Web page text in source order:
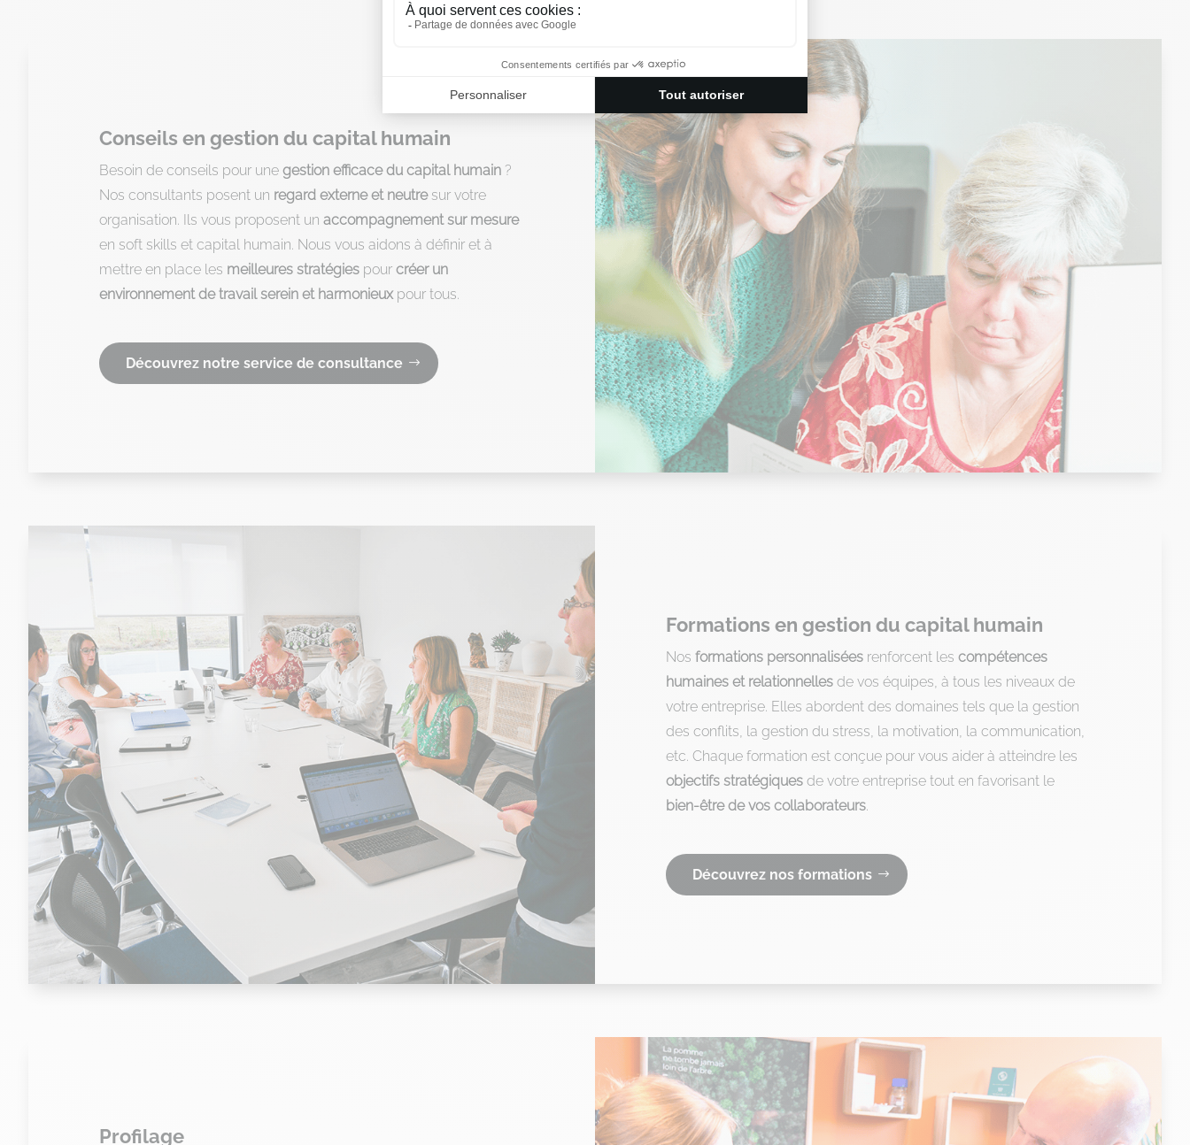
Conseils en gestion du capital humain
Besoin de conseils pour une gestion efficace du capital humain ?
Nos consultants posent un regard externe et neutresur votre
organisation. Ils vous proposent un accompagnement sur mesure
en soft skills et capital humain. Nous vous aidons à définir et à
mettre en place les meilleures stratégies pour créer un
environnement de travail serein et harmonieuxpour tous.
Découvrez notre service de consultance
Formations en gestion du capital humain
Nos formations personnalisées renforcent les compétences
humaines et relationnelles de vos équipes, à tous les niveaux de
votre entreprise. Elles abordent des domaines tels que la gestion
des conflits, la gestion du stress, la motivation, la communication,
etc. Chaque formation est conçue pour vous aider à atteindre les
objectifs stratégiques de votre entreprise tout en favorisant le
bien-être de vos collaborateurs.
Découvrez nos formations
Profilage